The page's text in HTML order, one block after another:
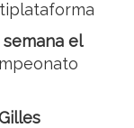
el